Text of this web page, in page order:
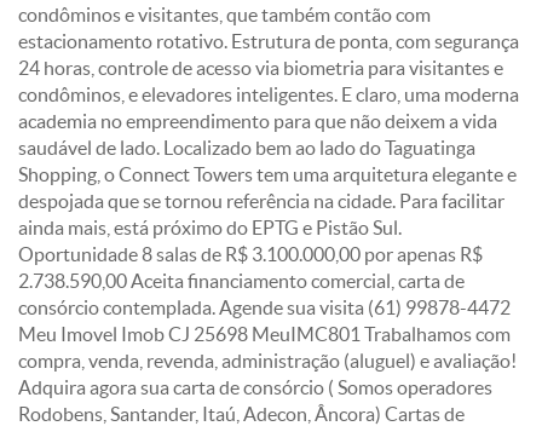
condôminos e visitantes, que também contão com
estacionamento rotativo. Estrutura de ponta, com segurança
24 horas, controle de acesso via biometria para visitantes e
condôminos, e elevadores inteligentes. E claro, uma moderna
academia no empreendimento para que não deixem a vida
saudável de lado. Localizado bem ao lado do Taguatinga
Shopping, o Connect Towers tem uma arquitetura elegante e
despojada que se tornou referência na cidade. Para facilitar
ainda mais, está próximo do EPTG e Pistão Sul.
Oportunidade 8 salas de R$ 3.100.000,00 por apenas R$
2.738.590,00 Aceita financiamento comercial, carta de
consórcio contemplada. Agende sua visita (61) 99878-4472
Meu Imovel Imob CJ 25698 MeuIMC801 Trabalhamos com
compra, venda, revenda, administração (aluguel) e avaliação!
Adquira agora sua carta de consórcio ( Somos operadores
Rodobens, Santander, Itaú, Adecon, Âncora) Cartas de